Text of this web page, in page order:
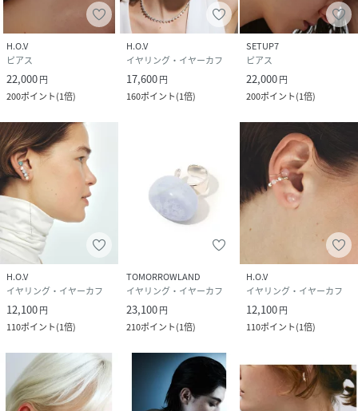
ることが私たちのミッションと考えます。身に付ければ心が
満たされる様な美しいデザインとは何かを日々想像していま
す。良い素材を選び熟練の職人技術を尊び慎重な生産を行っ
ています。そうすることで長く着用して愛されるものを創り
出し、購入後の商品のセカンドライフも提供したいと考えて
性別タイプ
素材 素材：シルバー925
サイズ
品番
QU209-SIL-FRE PK7598
H.O.V
ピアス
22,000円
200ポイント(1倍)
H.O.V
イヤリング・イヤーカフ
17,600円
160ポイント(1倍)
SETUP7
ピアス
22,000円
200ポイント(1倍)
H.O.V
イヤリング・イヤーカフ
12,100円
110ポイント(1倍)
TOMORROWLAND
イヤリング・イヤーカフ
23,100円
210ポイント(1倍)
H.O.V
イヤリング・イヤーカフ
12,100円
110ポイント(1倍)